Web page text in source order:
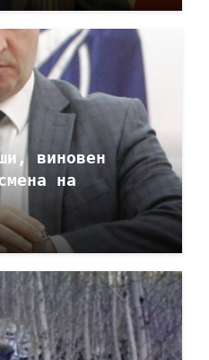
виновен
на